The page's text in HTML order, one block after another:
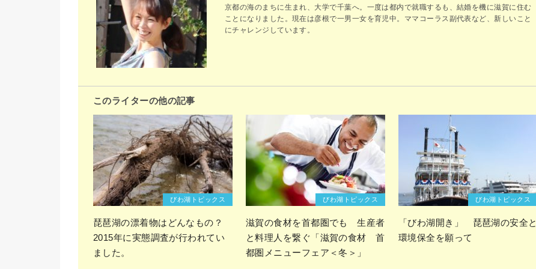
京都の海のまちに生まれ、大学で千葉へ。一度は都内で就職するも、結婚を機に滋賀に住む
ことになりました。現在は彦根で一男一女を育児中。ママコーラス副代表など、新しいこと
にチャレンジしています。
このライターの他の記事
びわ湖トピックス
琵琶湖の漂着物はどんなもの？
2015年に実態調査が行われてい
ました。
びわ湖トピックス
滋賀の食材を首都圏でも 生産者
と料理人を繋ぐ「滋賀の食材 首
都圏メニューフェア＜冬＞」
びわ湖トピックス
「びわ湖開き」 琵琶湖の安全と
環境保全を願って